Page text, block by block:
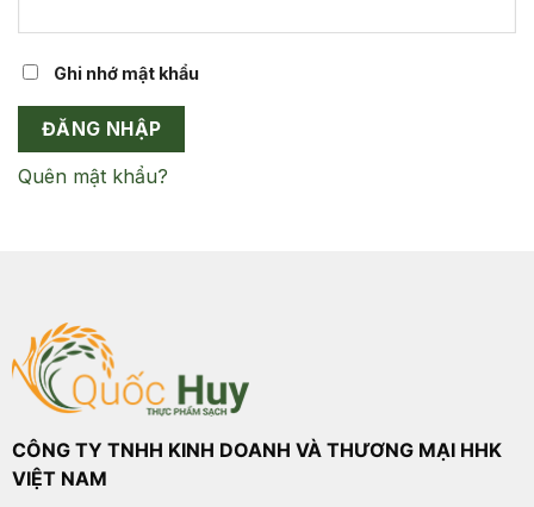
Ghi nhớ mật khẩu
ĐĂNG NHẬP
Quên mật khẩu?
CÔNG TY TNHH KINH DOANH VÀ THƯƠNG MẠI HHK
VIỆT NAM